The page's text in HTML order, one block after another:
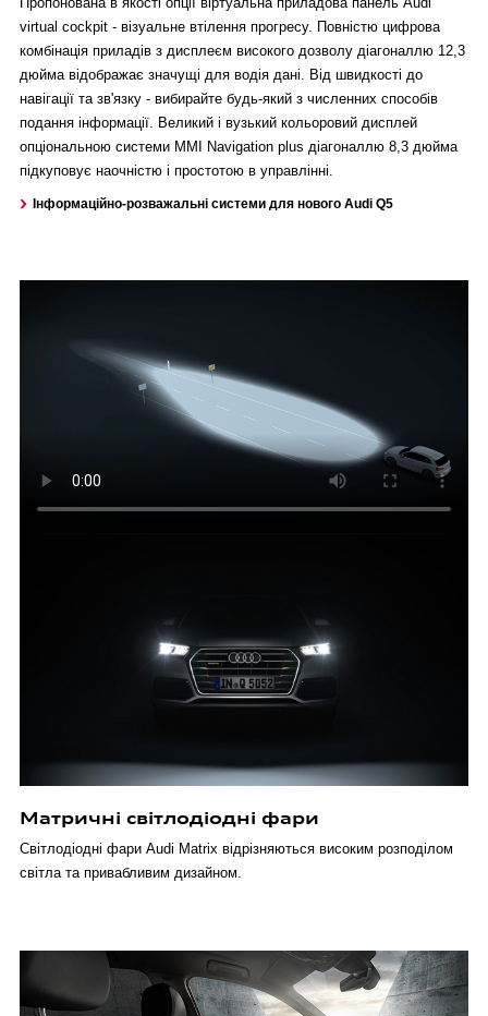
virtual cockpit - візуальне втілення прогресу. Повністю цифрова
комбінація приладів з дисплеєм високого дозволу діагоналлю 12,3
дюйма відображає значущі для водія дані. Від швидкості до
навігації та зв'язку - вибирайте будь-який з численних способів
подання інформації. Великий і вузький кольоровий дисплей
опціональною системи MMI Navigation plus діагоналлю 8,3 дюйма
підкуповує наочністю і простотою в управлінні.
Інформаційно-розважальні системи для нового Audi Q5
Матричні світлодіодні фари
Світлодіодні фари Audi Matrix відрізняються високим розподілом
світла та привабливим дизайном.